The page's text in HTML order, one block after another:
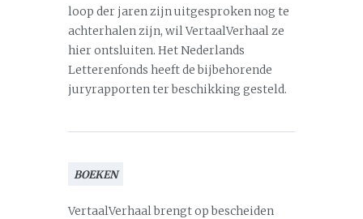
loop der jaren zijn uitgesproken nog te
achterhalen zijn, wil VertaalVerhaal ze
hier ontsluiten. Het Nederlands
Letterenfonds heeft de bijbehorende
juryrapporten ter beschikking gesteld.
BOEKEN
VertaalVerhaal brengt op bescheiden